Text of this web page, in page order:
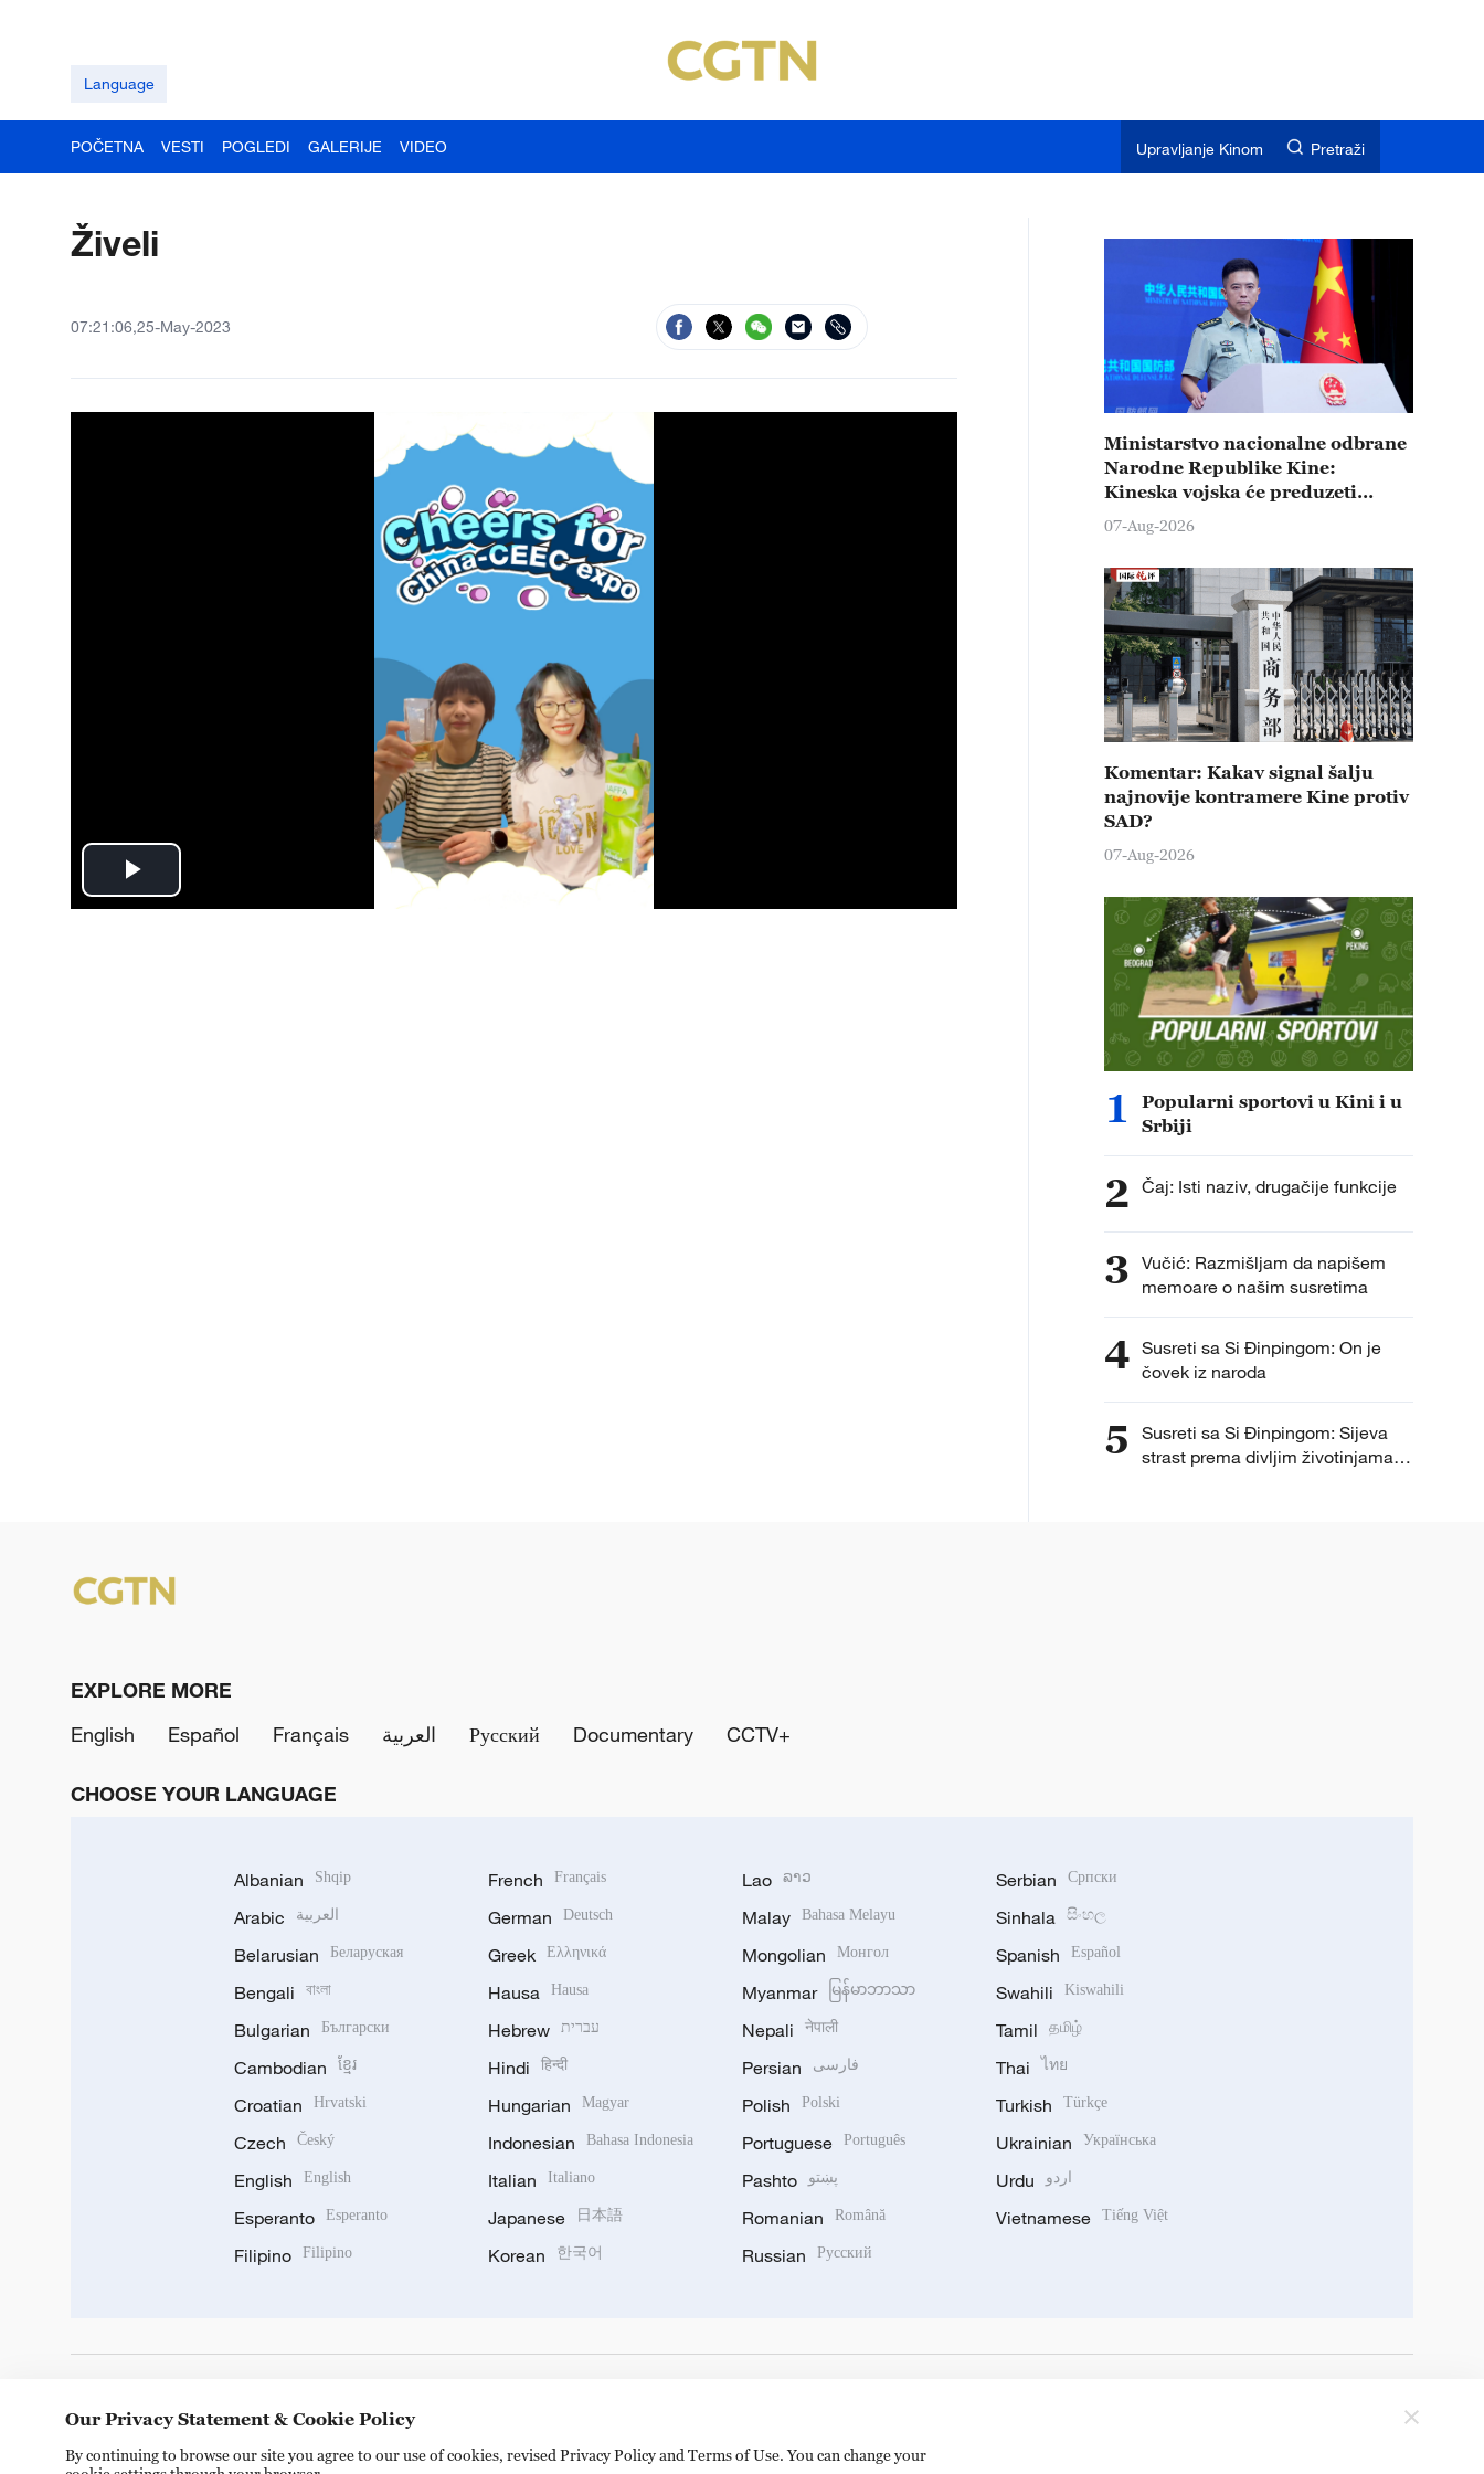
Language
POČETNA VESTI POGLEDI GALERIJE VIDEO Upravljanje Kinom Pretraži
Živeli
07:21:06,25-May-2023
Play
Ministarstvo nacionalne odbrane
Narodne Republike Kine:
Kineska vojska će preduzeti
čvrste kontramere protiv svih
provokativnih pokušaja
izazivanja nemira
07-Aug-2026
Komentar: Kakav signal šalju
najnovije kontramere Kine protiv
SAD?
07-Aug-2026
1
Popularni sportovi u Kini i u
Srbiji
2 Čaj: Isti naziv, drugačije funkcije
3 Vučić: Razmišljam da napišem
memoare o našim susretima
4 Susreti sa Si Đinpingom: On je
čovek iz naroda
5
Susreti sa Si Đinpingom: Sijeva
strast prema divljim životinjama i
EXPLORE MORE
English
Español Français العربية Русский Documentary CCTV+
CHOOSE YOUR LANGUAGE
Albanian Shqip
Arabic العربية
Belarusian Беларуская
Bengali বাংলা
Bulgarian Български
Cambodian ខ្មែរ
Croatian Hrvatski
Czech Český
English English
Esperanto Esperanto
Filipino Filipino
French Français
German Deutsch
Greek Ελληνικά
Hausa Hausa
Hebrew עברית
Hindi हिन्दी
Hungarian Magyar
Indonesian Bahasa Indonesia
Italian Italiano
Japanese 日本語
Korean 한국어
Lao ລາວ
Malay Bahasa Melayu
Mongolian Монгол
Myanmar မြန်မာဘာသာ
Nepali नेपाली
Persian فارسی
Polish Polski
Portuguese Português
Pashto پښتو
Romanian Română
Russian Русский
Serbian Српски
Sinhala සිංහල
Spanish Español
Swahili Kiswahili
Tamil தமிழ்
Thai ไทย
Turkish Türkçe
Ukrainian Українська
Urdu اردو
Vietnamese Tiếng Việt
Our Privacy Statement & Cookie Policy
By continuing to browse our site you agree to our use of cookies, revised Privacy Policy and Terms of Use. You can change your